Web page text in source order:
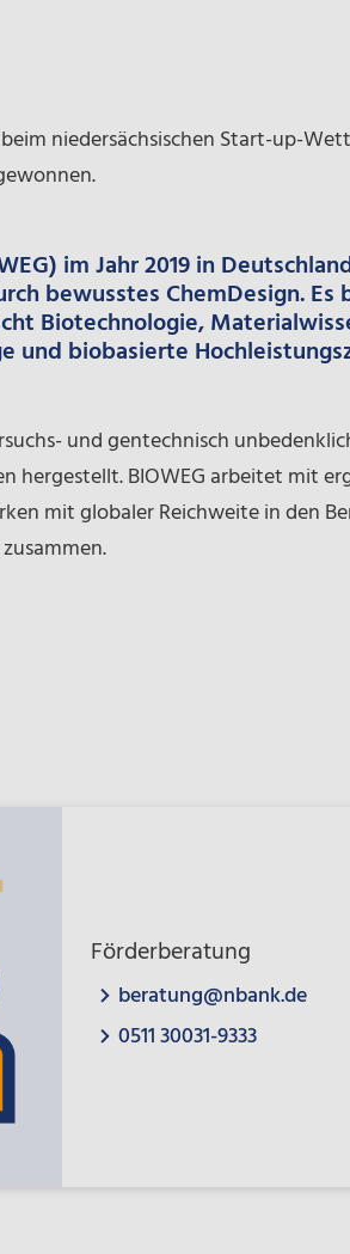
beim niedersächsischen Start-up-
im Jahr 2019 in
bewusstes ChemDesign.
Biotechnologie,
und biobasierte
und gentechnisch
hergestellt. BIOWEG arbeitet mit
mit globaler Reichweite in den
Förderberatung
beratung@nbank.de
0511 30031-9333